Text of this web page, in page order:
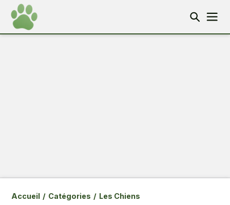
Accueil / Catégories / Les Chiens